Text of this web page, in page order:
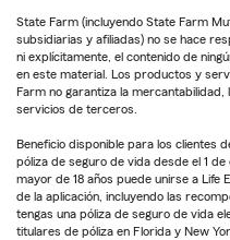
State Farm (incluyendo State Farm
subsidiarias y afiliadas) no se hace
ni explícitamente, el contenido de
en este material. Los productos y
Farm no garantiza la
servicios de terceros.
Beneficio disponible para los clientes
póliza de seguro de vida desde el 1
mayor de 18 años puede unirse a Life
de la aplicación, incluyendo las
tengas una póliza de seguro de vida
titulares de póliza en Florida y New